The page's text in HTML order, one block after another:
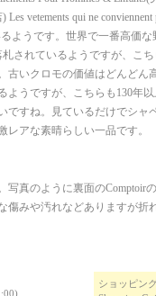
vetements qui ne
ようです。世界で一番高価
されているようですが、こ
古いクロモの価値はどんどん
ようですが、こちらも130年
ですね。見ているだけでシャ
アな素晴らしい一品です。
写真のように裏面のComptoir
みや汚れなどありますが折
ショッピン